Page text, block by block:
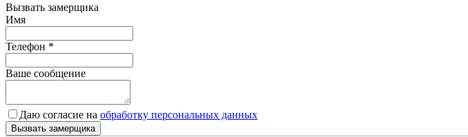
Вызвать замерщика
Имя
Телефон *
Ваше сообщение
Даю согласие на обработку персональных данных
Вызвать замерщика